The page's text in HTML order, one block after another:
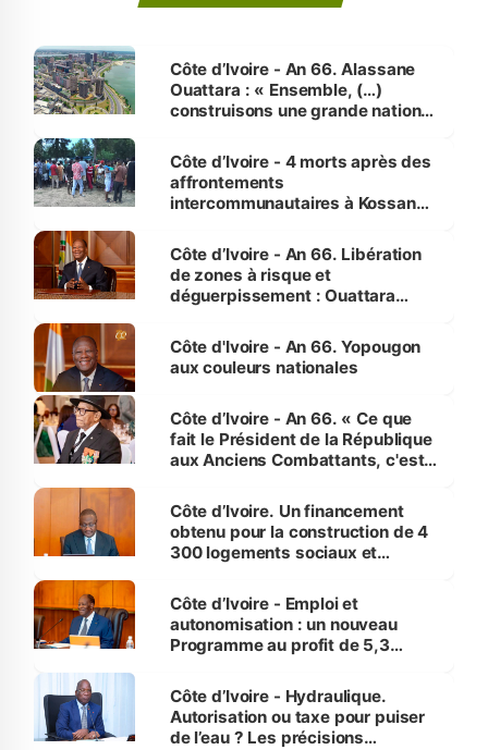
Côte d’Ivoire - An 66. Alassane
Ouattara : « Ensemble, (…)
construisons une grande nation
générations futures »
Côte d’Ivoire - 4 morts après des
affrontements
intercommunautaires à Kossandji
milieu des sinistrés
Côte d’Ivoire - An 66. Libération
de zones à risque et
déguerpissement : Ouattara
l'Etat de droit pour préserver les
vies humaines »
Côte d'Ivoire - An 66. Yopougon
aux couleurs nationales
Côte d’Ivoire - An 66. « Ce que
fait le Président de la République
aux Anciens Combattants, c'est
Côte d’Ivoire. Un financement
obtenu pour la construction de 4
300 logements sociaux et
et Yamoussoukro
Côte d’Ivoire - Emploi et
autonomisation : un nouveau
Programme au profit de 5,3
Côte d’Ivoire - Hydraulique.
Autorisation ou taxe pour puiser
de l’eau ? Les précisions